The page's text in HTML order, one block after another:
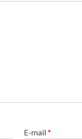
E-mail*